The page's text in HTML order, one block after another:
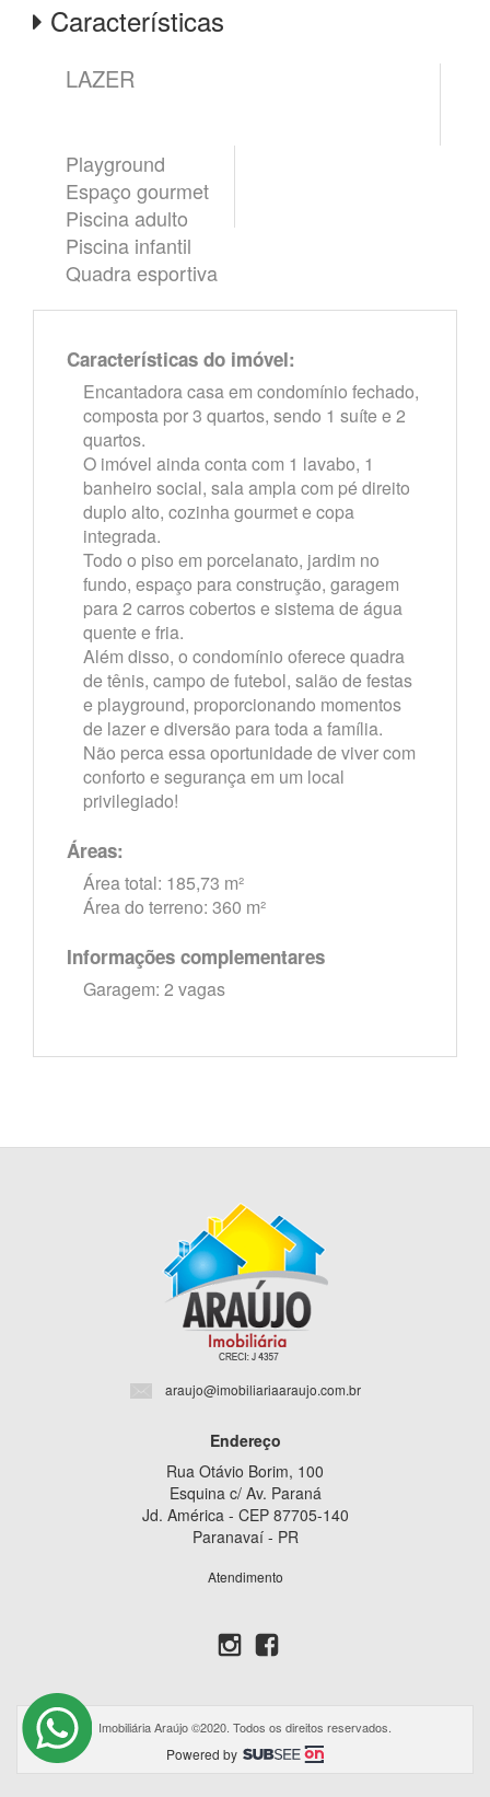
Características
LAZER
Playground
Espaço gourmet
Piscina adulto
Piscina infantil
Quadra esportiva
Características do imóvel:
Encantadora casa em condomínio fechado,
composta por 3 quartos, sendo 1 suíte e 2
quartos.
O imóvel ainda conta com 1 lavabo, 1
banheiro social, sala ampla com pé direito
duplo alto, cozinha gourmet e copa
integrada.
Todo o piso em porcelanato, jardim no
fundo, espaço para construção, garagem
para 2 carros cobertos e sistema de água
quente e fria.
Além disso, o condomínio oferece quadra
de tênis, campo de futebol, salão de festas
e playground, proporcionando momentos
de lazer e diversão para toda a família.
Não perca essa oportunidade de viver com
conforto e segurança em um local
privilegiado!
Áreas:
Área total: 185,73 m²
Área do terreno: 360 m²
Informações complementares
Garagem: 2 vagas
araujo@imobiliariaaraujo.com.br
Endereço
Rua Otávio Borim, 100
Esquina c/ Av. Paraná
Jd. América - CEP 87705-140
Paranavaí - PR
Atendimento
Imobiliária Araújo ©2020. Todos os direitos reservados.
Powered by